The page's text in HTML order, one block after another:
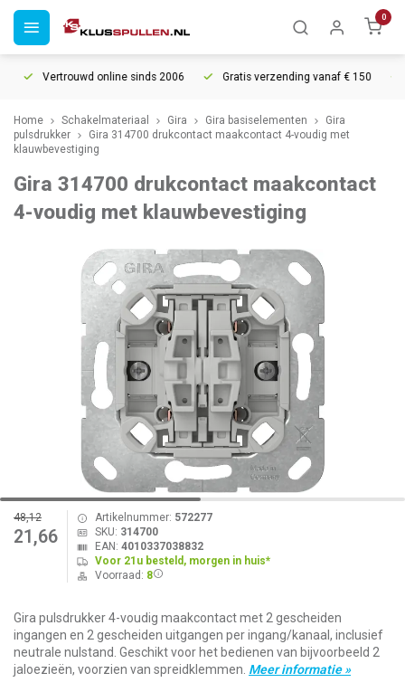
0
Vertrouwd online sinds 2006 Gratis verzending vanaf € 150
Home Schakelmateriaal Gira Gira basiselementen
Gira
pulsdrukker
Gira 314700 drukcontact maakcontact 4-voudig met
klauwbevestiging
Gira 314700 drukcontact maakcontact
4-voudig met klauwbevestiging
48,12
21,66
Artikelnummer: 572277
SKU: 314700
EAN: 4010337038832
Voor 21u besteld, morgen in huis*
Voorraad: 8
Gira pulsdrukker 4-voudig maakcontact met 2 gescheiden
ingangen en 2 gescheiden uitgangen per ingang/kanaal, inclusief
neutrale nulstand. Geschikt voor het bedienen van bijvoorbeeld 2
jaloezieën, voorzien van spreidklemmen. Meer informatie »